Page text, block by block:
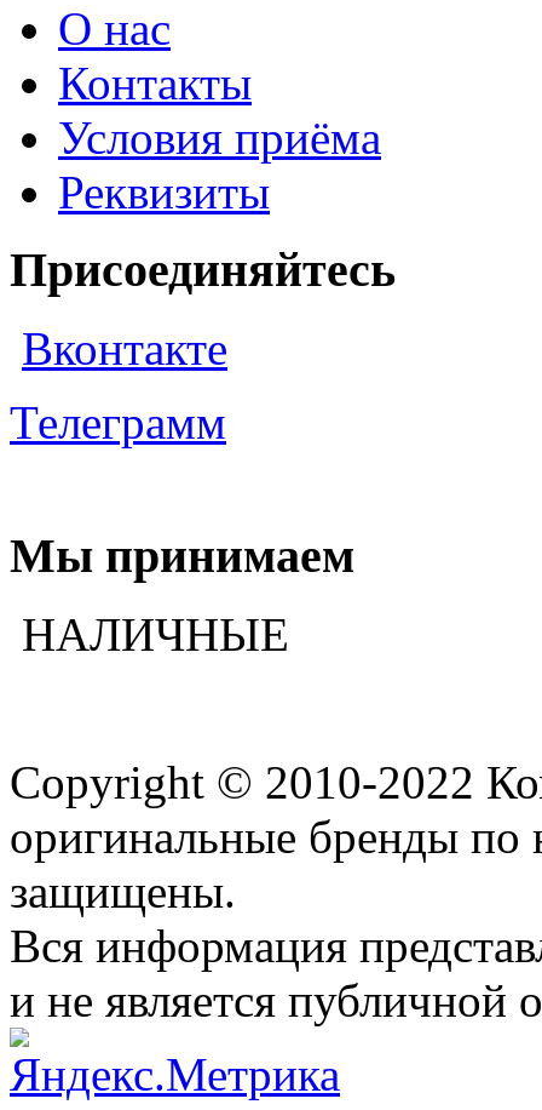
О нас
Контакты
Условия приёма
Реквизиты
Присоединяйтесь
Вконтакте
Телеграмм
Мы принимаем
НАЛИЧНЫЕ
Copyright © 2010-2022
оригинальные бренды по
защищены.
Вся информация
и не является публичной